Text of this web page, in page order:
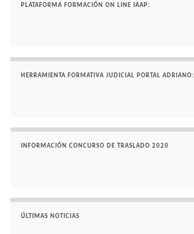
PLATAFORMA FORMACIÓN ON LINE IAAP:
HERRAMIENTA FORMATIVA JUDICIAL PORTAL ADRIANO:
INFORMACIÓN CONCURSO DE TRASLADO 2020
ÚLTIMAS NOTICIAS